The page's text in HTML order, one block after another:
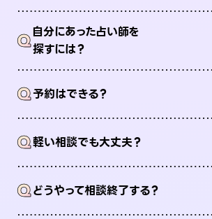
Q自分にあった占い師を
探すには？
Q予約はできる？
Q軽い相談でも大丈夫？
Qどうやって相談終了する？